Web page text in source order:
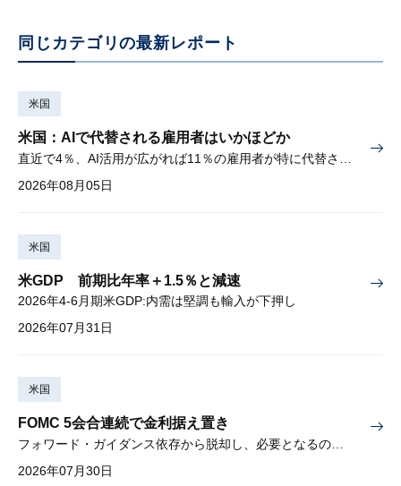
同じカテゴリの最新レポート
米国
米国：AIで代替される雇用者はいかほどか
2026年08月05日
米国
米GDP 前期比年率＋1.5％と減速
2026年4-6月期米GDP:内需は堅調も輸入が下押し
2026年07月31日
米国
FOMC 5会合連続で金利据え置き
2026年07月30日